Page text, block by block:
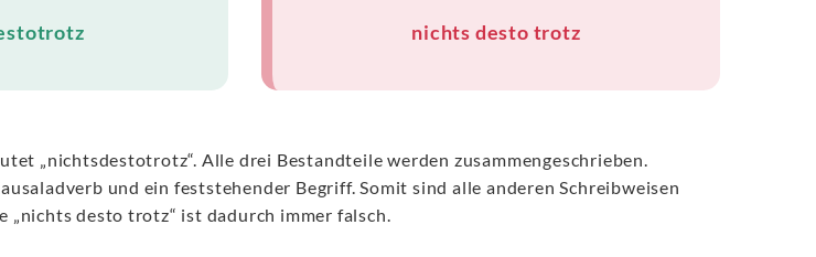
nichts desto trotz
„nichtsdestotrotz“. Alle drei Bestandteile werden zusammengeschrieben.
und ein feststehender Begriff. Somit sind alle anderen Schreibweisen
„nichts desto trotz“ ist dadurch immer falsch.